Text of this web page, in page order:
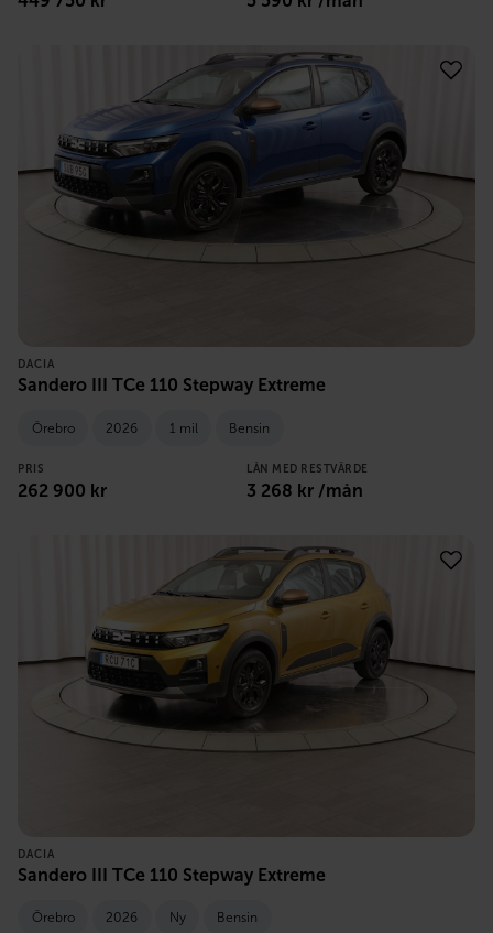
DACIA
Sandero III TCe 110 Stepway Extreme
Örebro 2026 1 mil Bensin
PRIS
262 900 kr
LÅN MED RESTVÄRDE
3 268 kr /mån
DACIA
Sandero III TCe 110 Stepway Extreme
Örebro 2026 Ny Bensin